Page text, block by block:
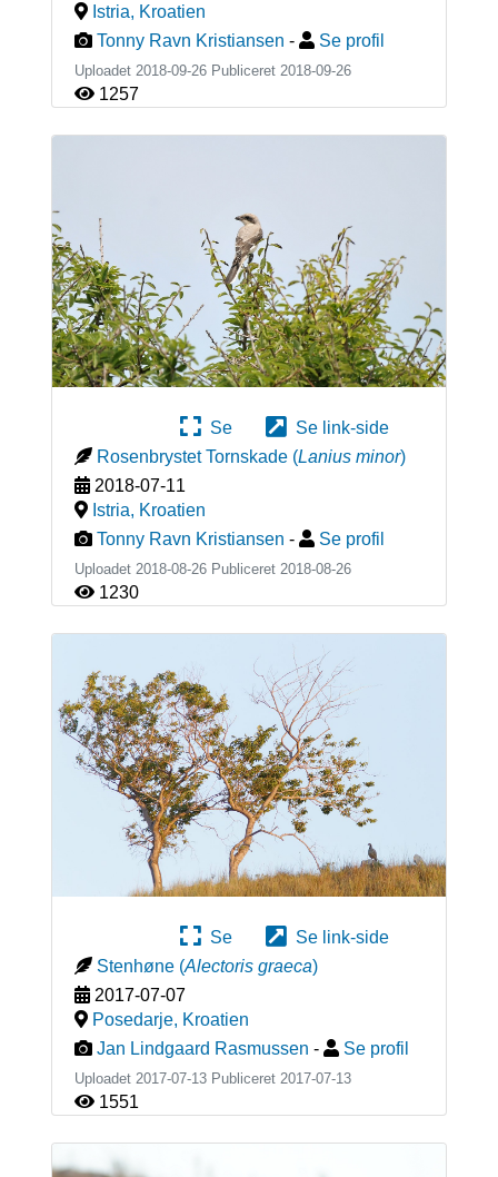
Istria, Kroatien
Tonny Ravn Kristiansen - Se profil
Uploadet 2018-09-26 Publiceret 2018-09-26
1257
Se
Se link-side
Rosenbrystet Tornskade (Lanius minor)
2018-07-11
Istria, Kroatien
Tonny Ravn Kristiansen - Se profil
Uploadet 2018-08-26 Publiceret 2018-08-26
1230
Se
Se link-side
Stenhøne (Alectoris graeca)
2017-07-07
Posedarje, Kroatien
Jan Lindgaard Rasmussen - Se profil
Uploadet 2017-07-13 Publiceret 2017-07-13
1551